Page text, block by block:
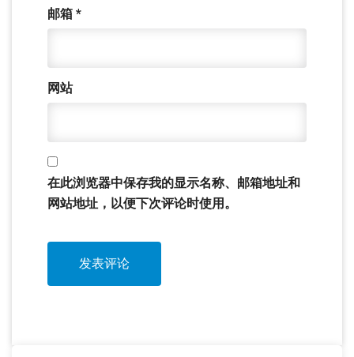
邮箱 *
网站
在此浏览器中保存我的显示名称、邮箱地址和
网站地址，以便下次评论时使用。